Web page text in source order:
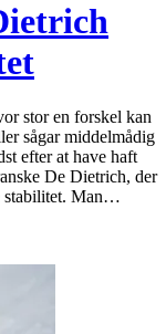
stor en forskel kan
sågar middelmådig
efter at have haft
De Dietrich, der
stabilitet. Man…